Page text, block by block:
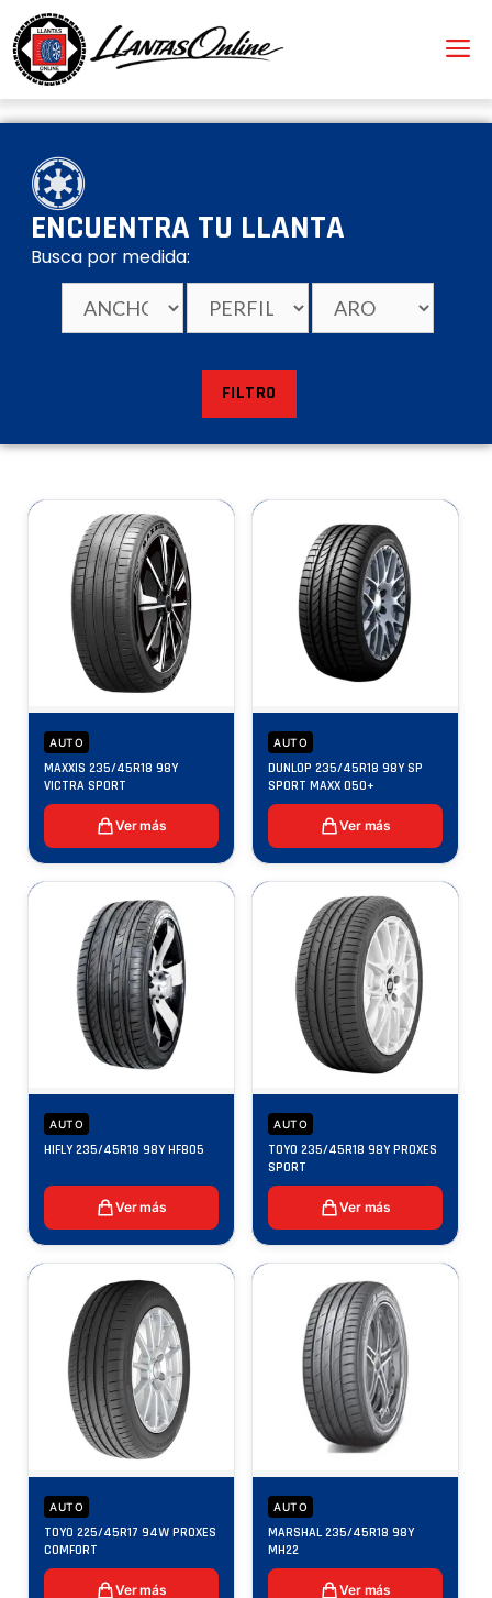
ENCUENTRA TU LLANTA
Busca por medida:
FILTRO
AUTO
MAXXIS 235/45R18 98Y
VICTRA SPORT
Ver más
AUTO
DUNLOP 235/45R18 98Y SP
SPORT MAXX 050+
Ver más
AUTO
HIFLY 235/45R18 98Y HF805
Ver más
AUTO
TOYO 235/45R18 98Y PROXES
SPORT
Ver más
AUTO
TOYO 225/45R17 94W PROXES
COMFORT
Ver más
AUTO
MARSHAL 235/45R18 98Y
MH22
Ver más